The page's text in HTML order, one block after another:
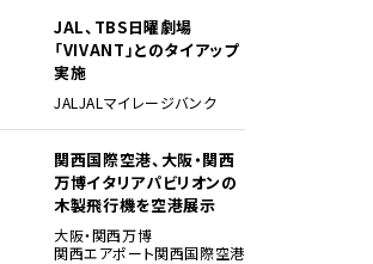
JAL、TBS日曜劇場
「VIVANT」とのタイアップ
実施
JAL JALマイレージバンク
関西国際空港、大阪・関西
万博イタリアパビリオンの
木製飛行機を空港展示
大阪・関西万博
関西エアポート関西国際空港